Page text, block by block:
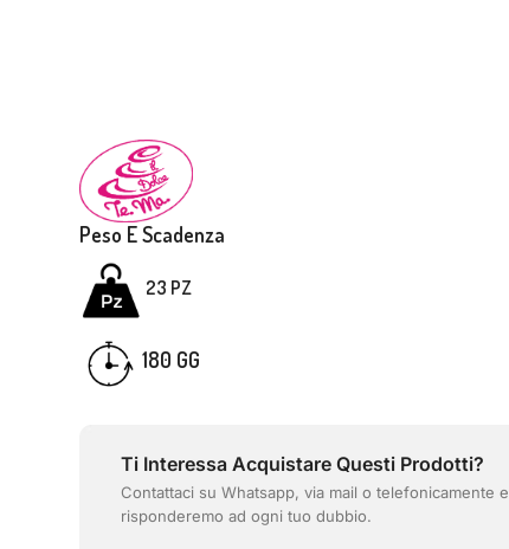
Peso E Scadenza
23 PZ
180 GG
Ti Interessa Acquistare Questi Prodotti?
Contattaci su Whatsapp, via mail o telefonicamente e
risponderemo ad ogni tuo dubbio.